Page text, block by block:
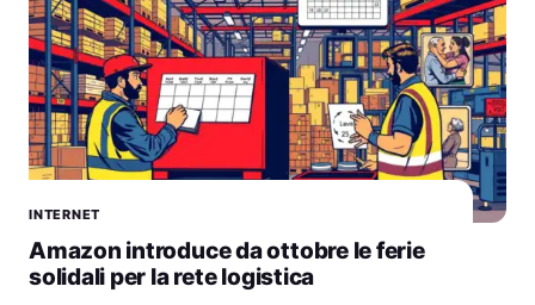
INTERNET
Amazon introduce da ottobre le ferie
solidali per la rete logistica